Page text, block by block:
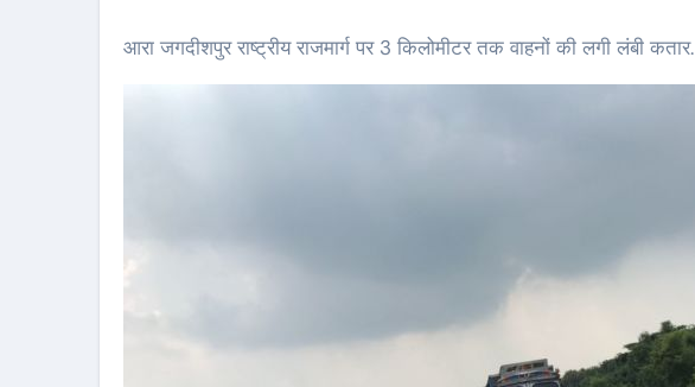
आरा जगदीशपुर राष्ट्रीय राजमार्ग पर 3 किलोमीटर तक वाहनों की लगी लंबी कतार.